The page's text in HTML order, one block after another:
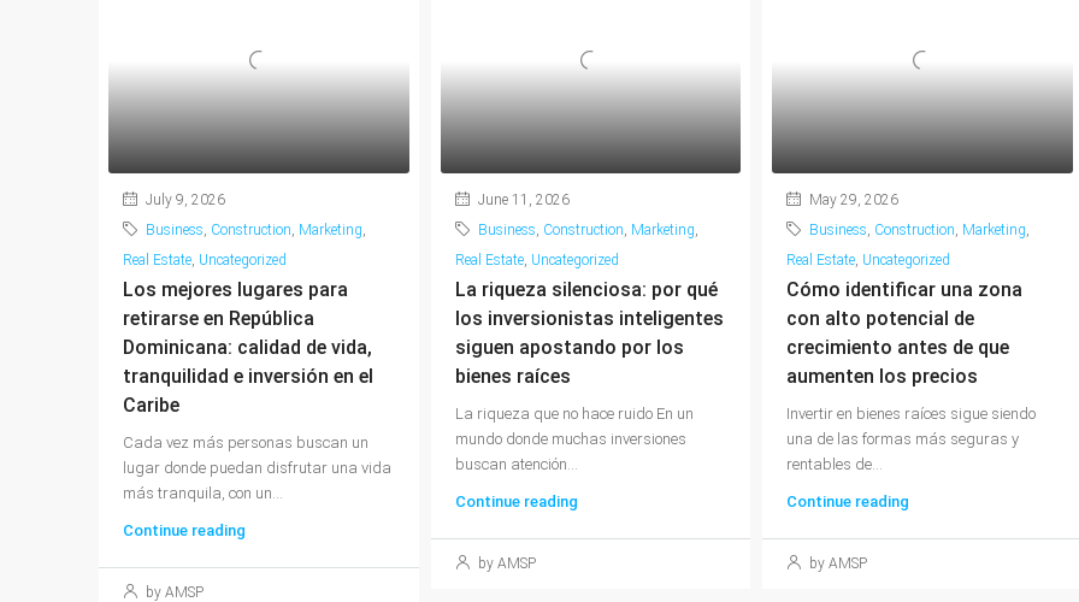
July 9, 2026
Business, Construction, Marketing,
Real Estate, Uncategorized
Los mejores lugares para
retirarse en República
Dominicana: calidad de vida,
tranquilidad e inversión en el
Caribe
Cada vez más personas buscan un
lugar donde puedan disfrutar una vida
más tranquila, con un...
Continue reading
by AMSP
June 11, 2026
Business, Construction, Marketing,
Real Estate, Uncategorized
La riqueza silenciosa: por qué
los inversionistas inteligentes
siguen apostando por los
bienes raíces
La riqueza que no hace ruido En un
mundo donde muchas inversiones
buscan atención...
Continue reading
by AMSP
May 29, 2026
Business, Construction, Marketing,
Real Estate, Uncategorized
Cómo identificar una zona
con alto potencial de
crecimiento antes de que
aumenten los precios
Invertir en bienes raíces sigue siendo
una de las formas más seguras y
rentables de...
Continue reading
by AMSP